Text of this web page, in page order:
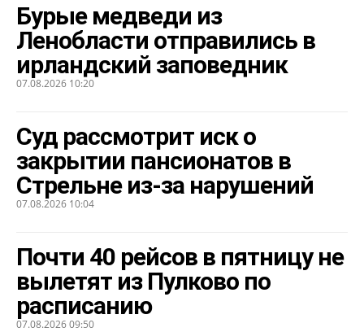
Бурые медведи из
Ленобласти отправились в
ирландский заповедник
07.08.2026 10:20
Суд рассмотрит иск о
закрытии пансионатов в
Стрельне из-за нарушений
07.08.2026 10:04
Почти 40 рейсов в пятницу не
вылетят из Пулково по
расписанию
07.08.2026 09:50